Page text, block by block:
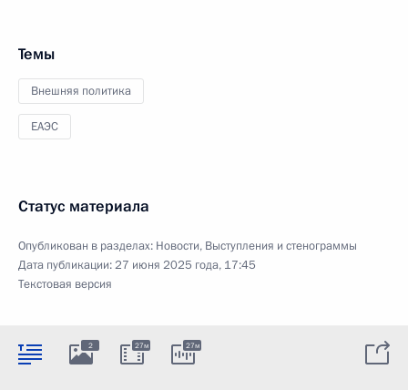
Темы
Внешняя политика
ЕАЭС
Статус материала
Опубликован в разделах: Новости, Выступления и стенограммы
Дата публикации:27 июня 2025 года, 17:45
Текстовая версия
2 27м 27м